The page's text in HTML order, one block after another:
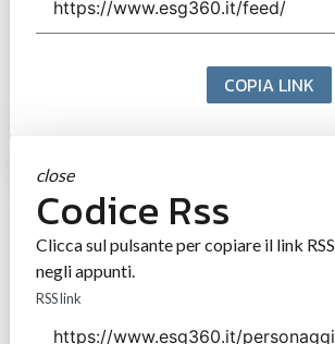
COPIA LINK
close
Codice Rss
Clicca sul pulsante per copiare il link RSS
negli appunti.
RSS link